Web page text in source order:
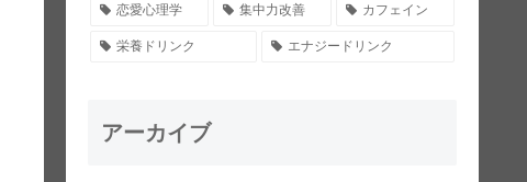
恋愛心理学 集中力改善 カフェイン
栄養ドリンク エナジードリンク
アーカイブ